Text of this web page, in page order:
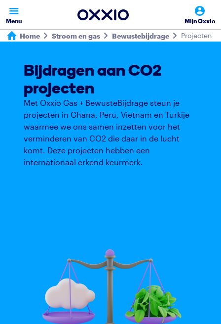
Menu Mijn Oxxio
Home Stroom en gas Bewustebijdrage Projecten
Bijdragen aan CO2
projecten
Met Oxxio Gas + BewusteBijdrage steun je
projecten in Ghana, Peru, Vietnam en Turkije
waarmee we ons samen inzetten voor het
verminderen van CO2 die daar in de lucht
komt. Deze projecten hebben een
internationaal erkend keurmerk.